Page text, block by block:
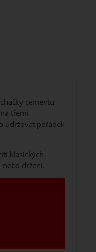
cementu
třemi
udržovat pořádek
klasických
držení.